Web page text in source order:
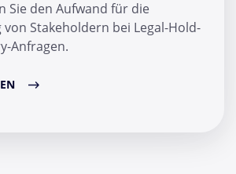
Sie den Aufwand für die
Stakeholdern bei Legal-Hold-
Anfragen.